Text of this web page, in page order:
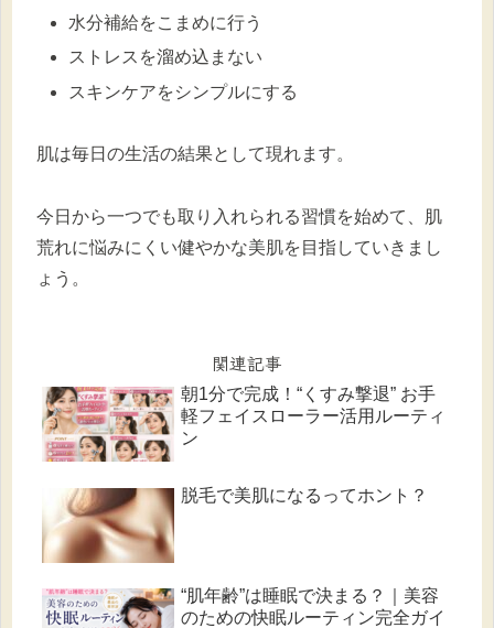
水分補給をこまめに行う
ストレスを溜め込まない
スキンケアをシンプルにする
肌は毎日の生活の結果として現れます。
今日から一つでも取り入れられる習慣を始めて、肌
荒れに悩みにくい健やかな美肌を目指していきまし
ょう。
関連記事
朝1分で完成！“くすみ撃退” お手
軽フェイスローラー活用ルーティ
ン
脱毛で美肌になるってホント？
“肌年齢”は睡眠で決まる？｜美容
のための快眠ルーティン完全ガイ